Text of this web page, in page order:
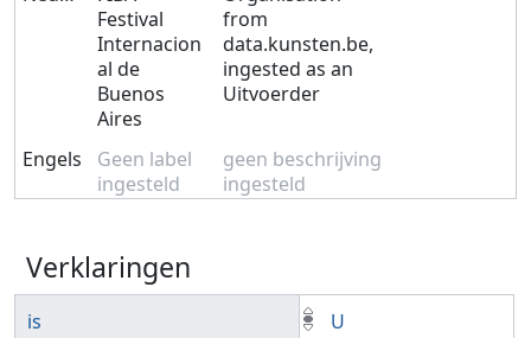
Festival
Internacion
al de
Buenos
Aires
from
data.kunsten.be,
ingested as an
Uitvoerder
Engels
Geen label
ingesteld
geen beschrijving
ingesteld
Verklaringen
is
U